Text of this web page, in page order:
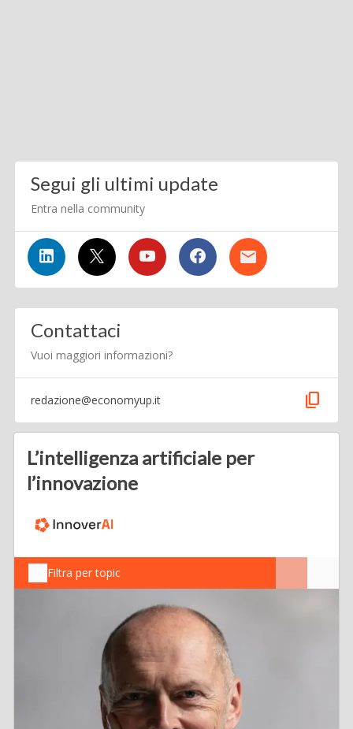
Segui gli ultimi update
Entra nella community
Contattaci
Vuoi maggiori informazioni?
redazione@economyup.it content_copy
L’intelligenza artificiale per
l’innovazione
Filtra per topic